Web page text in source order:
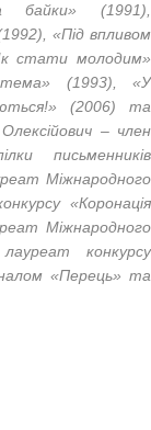
байки» (1991),
«Під впливом
стати молодим»
(1993), «У
(2006) та
– член
письменників
Міжнародного
«Коронація
Міжнародного
конкурсу
«Перець» та